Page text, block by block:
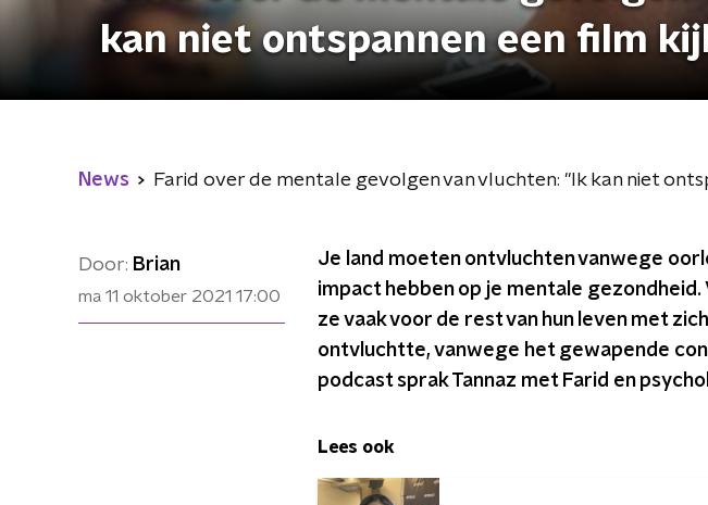
kan niet ontspannen een film
News Farid over de mentale gevolgen van vluchten: "Ik kan niet
Door: Brian
ma 11 oktober 2021 17:00
Je land moeten ontvluchten vanwege
impact hebben op je mentale
ze vaak voor de rest van hun leven met
ontvluchtte, vanwege het gewapende
podcast sprak Tannaz met Farid en
Lees ook